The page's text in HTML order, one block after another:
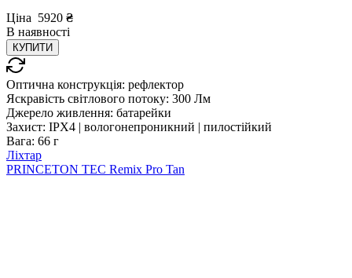
Ціна 5920 ₴
В наявності
КУПИТИ
Оптична конструкція: рефлектор
Яскравість світлового потоку: 300 Лм
Джерело живлення: батарейки
Захист: IPX4 | вологонепроникний | пилостійкий
Вага: 66 г
Ліхтар
PRINCETON TEC Remix Pro Tan